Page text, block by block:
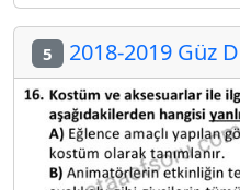
5 2018-2019 Güz